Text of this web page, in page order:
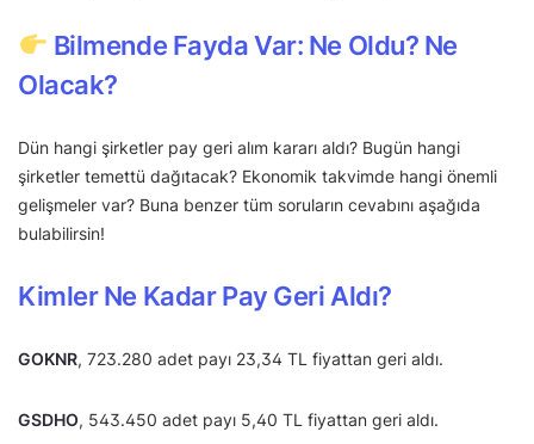
Bilmende Fayda Var: Ne Oldu? Ne
Olacak?
Dün hangi şirketler pay geri alım kararı aldı? Bugün hangi
şirketler temettü dağıtacak? Ekonomik takvimde hangi önemli
gelişmeler var? Buna benzer tüm soruların cevabını aşağıda
bulabilirsin!
Kimler Ne Kadar Pay Geri Aldı?
GOKNR, 723.280 adet payı 23,34 TL fiyattan geri aldı.
GSDHO, 543.450 adet payı 5,40 TL fiyattan geri aldı.